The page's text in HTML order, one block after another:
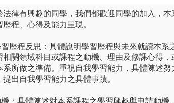
法律有興趣的同學，我們都歡迎同學的加入，本
歷程、心得及能力呈現。
習歷程反思：具體說明學習歷程與未來就讀本系
相關領域科目或課程之動機、理由及修課心得，
系所做之準備。重視自我學習能力，具體陳述努
提出自我學習能力之具體事蹟。
機：具體陳述對本系課程之學習興趣與申請動機